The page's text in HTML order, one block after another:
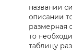
названии
описании
размерная
то
таблицу